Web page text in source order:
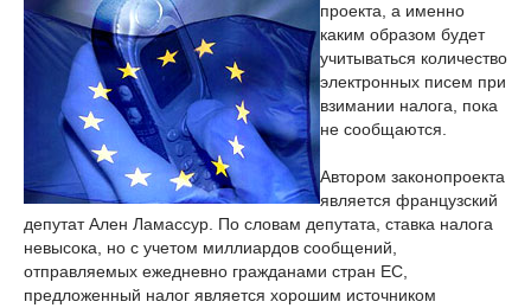
проекта, а именно
каким образом будет
учитываться количество
электронных писем при
взимании налога, пока
не сообщаются.
Автором законопроекта
является французский
депутат Ален Ламассур. По словам депутата, ставка налога
невысока, но с учетом миллиардов сообщений,
отправляемых ежедневно гражданами стран ЕС,
предложенный налог является хорошим источником